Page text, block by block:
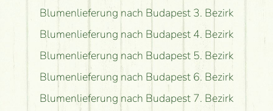
Blumenlieferung nach Budapest 3. Bezirk
Blumenlieferung nach Budapest 4. Bezirk
Blumenlieferung nach Budapest 5. Bezirk
Blumenlieferung nach Budapest 6. Bezirk
Blumenlieferung nach Budapest 7. Bezirk